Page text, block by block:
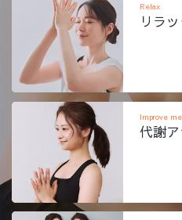
Relax
リラ
Improve
代謝